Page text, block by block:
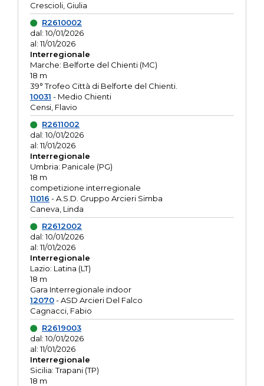
Crescioli, Giulia
R2610002
dal: 10/01/2026
al: 11/01/2026
Interregionale
Marche: Belforte del Chienti (MC)
18 m
39° Trofeo Città di Belforte del Chienti.
10031 - Medio Chienti
Censi, Flavio
R2611002
dal: 10/01/2026
al: 11/01/2026
Interregionale
Umbria: Panicale (PG)
18 m
competizione interregionale
11016 - A.S.D. Gruppo Arcieri Simba
Caneva, Linda
R2612002
dal: 10/01/2026
al: 11/01/2026
Interregionale
Lazio: Latina (LT)
18 m
Gara Interregionale indoor
12070- ASD Arcieri Del Falco
Cagnacci, Fabio
R2619003
dal: 10/01/2026
al: 11/01/2026
Interregionale
Sicilia: Trapani (TP)
18 m